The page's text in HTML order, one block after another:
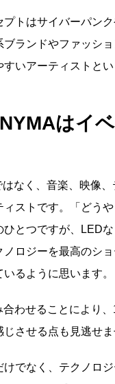
トはサイバーパン
ブランドやファッシ
いアーティストと
はイ
なく、音楽、映像
ィストです。「どう
ひとつですが、LED
ロジーを最高のシ
るように思います。
わせることにより
させる点も見逃せま
でなく、テクノロ